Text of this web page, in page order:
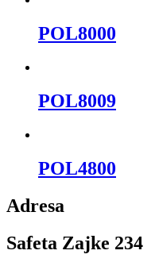
POL8000
POL8009
POL4800
Adresa
Safeta Zajke 234